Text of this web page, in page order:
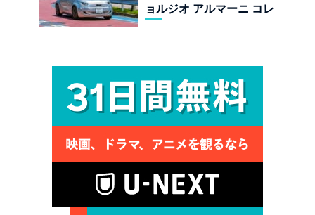
ョルジオ アルマーニ コレ